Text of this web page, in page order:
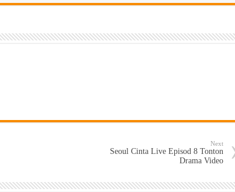
Next
Seoul Cinta Live Episod 8 Tonton
Drama Video